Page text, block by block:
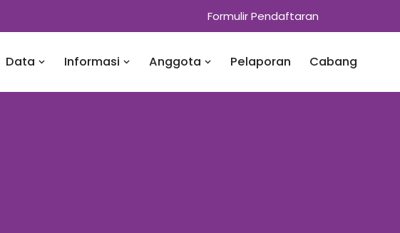
Formulir Pendaftaran
Data Informasi Anggota Pelaporan Cabang